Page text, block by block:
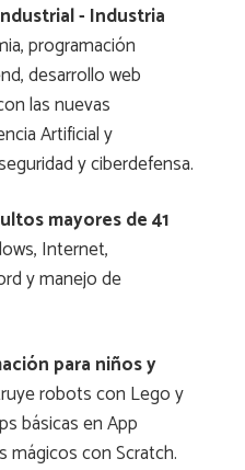
- Industria
programación
desarrollo web
las nuevas
Artificial y
y ciberdefensa.
mayores de 41
Internet,
y manejo de
para niños y
robots con Lego y
básicas en App
mágicos con Scratch.